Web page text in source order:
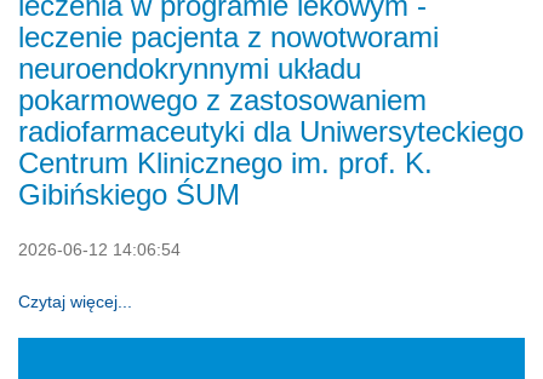
leczenie pacjenta z nowotworami
neuroendokrynnymi układu
pokarmowego z zastosowaniem
radiofarmaceutyki dla Uniwersyteckiego
Centrum Klinicznego im. prof. K.
Gibińskiego ŚUM
2026-06-12 14:06:54
Czytaj więcej...